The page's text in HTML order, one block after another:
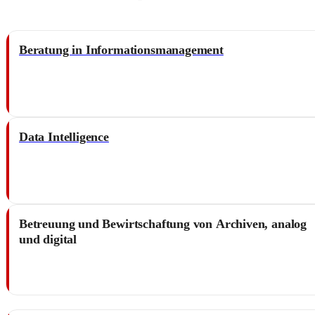
Beratung in Informationsmanagement
Data Intelligence
Betreuung und Bewirtschaftung von Archiven, analog
und digital